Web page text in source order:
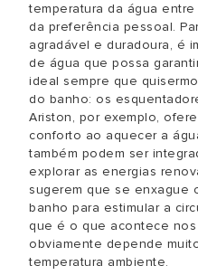
temperatura da água
da preferência pessoal.
agradável e duradoura, é
de água que possa
ideal sempre que
do banho: os
Ariston, por exemplo,
conforto ao aquecer a
também podem ser
explorar as energias
sugerem que se enxague
banho para estimular a
que é o que acontece
obviamente depende
temperatura ambiente.